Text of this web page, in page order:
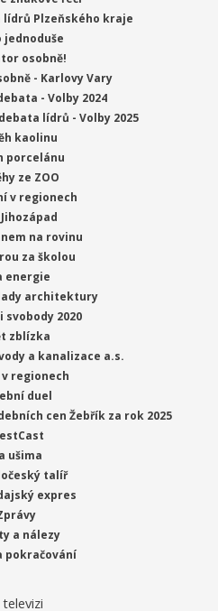
lídrů Plzeňského kraje
jednoduše
osobně!
- Karlovy Vary
- Volby 2024
lídrů - Volby 2025
kaolinu
porcelánu
ze ZOO
v regionech
Jihozápad
na rovinu
za školou
energie
architektury
svobody 2020
zblízka
a kanalizace a.s.
v regionech
duel
cen Žebřík za rok 2025
ušima
talíř
expres
a nálezy
pokračování